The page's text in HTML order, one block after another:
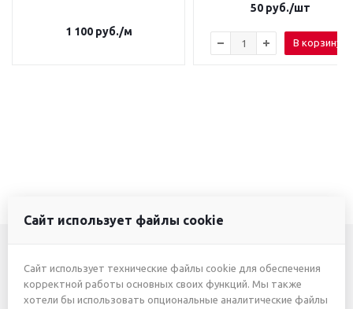
1 100 руб./м
50руб./шт
В корзину
+7 (3412) 46-7777
Сайт использует файлы cookie
Сайт использует технические файлы cookie для обеспечения
корректной работы основных своих функций. Мы также
хотели бы использовать опциональные аналитические файлы